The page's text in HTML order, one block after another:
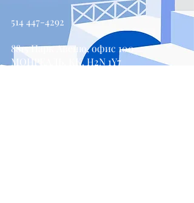
514 447-4292
8815 Парк Авеню, офис 100
МОНРЕАЛЬ, КК, H2N 1Y7